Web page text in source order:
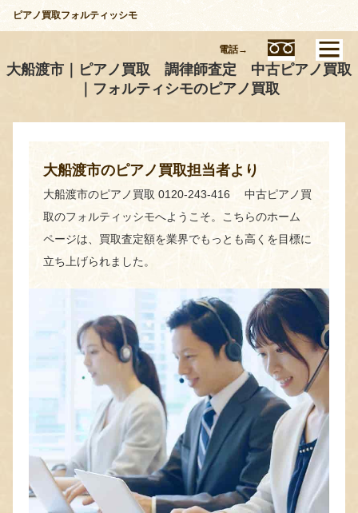
ピアノ買取フォルティッシモ
大船渡市｜ピアノ買取 調律師査定 中古ピアノ買取
｜フォルティシモのピアノ買取
大船渡市のピアノ買取担当者より
大船渡市のピアノ買取 0120-243-416 中古ピアノ買
取のフォルティッシモへようこそ。こちらのホーム
ページは、買取査定額を業界でもっとも高くを目標に
立ち上げられました。
電話→